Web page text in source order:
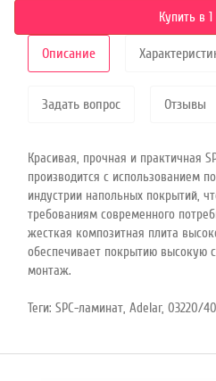
Купить в
Описание
Задать вопрос Отзывы
Красивая, прочная и практичная
производится с использованием
индустрии напольных покрытий,
требованиям современного
жесткая композитная плита
обеспечивает покрытию высокую
монтаж.
Теги:SPC-ламинат,Adelar,03220/